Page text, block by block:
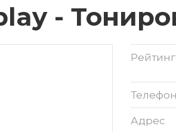
-
Рейтинг
Телефон
Адрес